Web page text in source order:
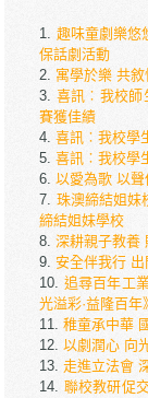
趣味童劇樂
保話劇活動
寓學於樂 共
喜訊︰我校師
賽獲佳績
喜訊︰我校學
喜訊︰我校學
以愛為歌 以
珠澳締結姐
締結姐妹學校
深耕親子教養
安全伴我行
追尋百年工
光溢彩·益隆百
稚童承中華
以劇潤心 向
走進立法會
聯校教研促